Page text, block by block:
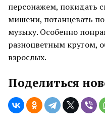
персонажем, покидать
мишени, потанцевать
музыку. Особенно
разноцветным кругом,
взрослых.
Поделиться